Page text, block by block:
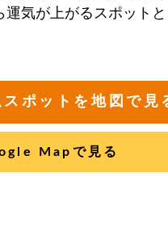
気が上がるスポット
ポットを地図で見
Mapで見る